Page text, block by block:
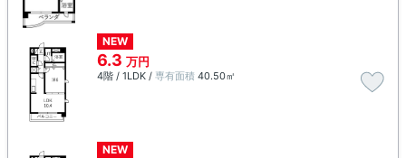
NEW
6.3 万円
4階 / 1LDK / 専有面積 40.50㎡
NEW